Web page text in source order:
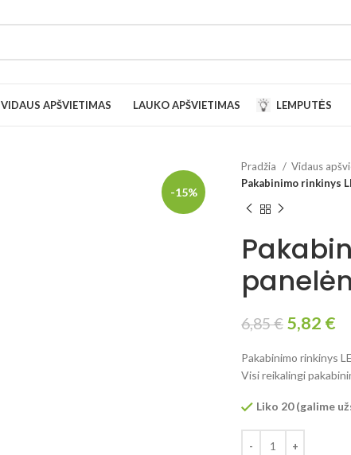
VIDAUS APŠVIETIMAS LAUKO APŠVIETIMAS LEMPUTĖS
-15%
Pradžia
Vidaus
Pakabinimo rinkinys
6,85€ 5,82 €
Pakabinimo rinkinys
Visi reikalingi
Liko 20 (galime